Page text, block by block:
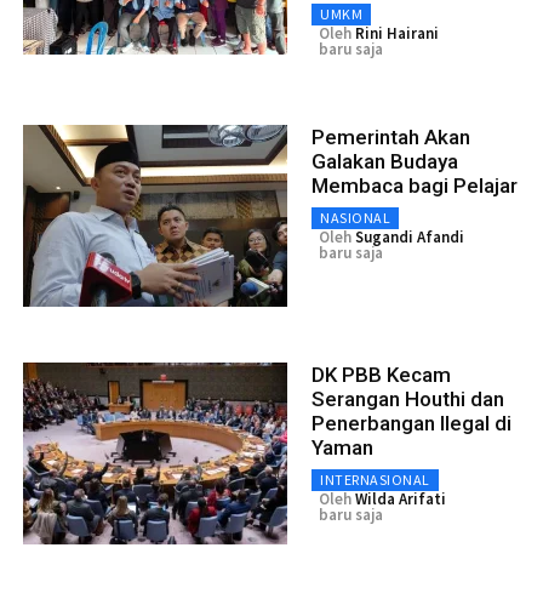
UMKM
Oleh Rini Hairani
baru saja
Pemerintah Akan
Galakan Budaya
Membaca bagi Pelajar
NASIONAL
OlehSugandi Afandi
baru saja
DK PBB Kecam
Serangan Houthi dan
Penerbangan Ilegal di
Yaman
INTERNASIONAL
OlehWilda Arifati
baru saja